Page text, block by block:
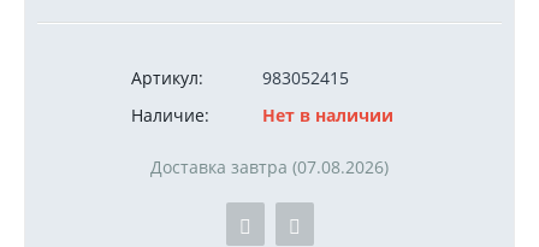
Артикул:
983052415
Наличие:
Нет в наличии
Доставка завтра (07.08.2026)